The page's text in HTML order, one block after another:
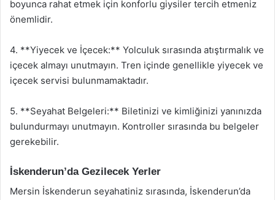
boyunca rahat etmek için konforlu giysiler tercih etmeniz
önemlidir.
4. **Yiyecek ve İçecek:** Yolculuk sırasında atıştırmalık ve
içecek almayı unutmayın. Tren içinde genellikle yiyecek ve
içecek servisi bulunmamaktadır.
5. **Seyahat Belgeleri:** Biletinizi ve kimliğinizi yanınızda
bulundurmayı unutmayın. Kontroller sırasında bu belgeler
gerekebilir.
İskenderun’da Gezilecek Yerler
Mersin İskenderun seyahatiniz sırasında, İskenderun’da